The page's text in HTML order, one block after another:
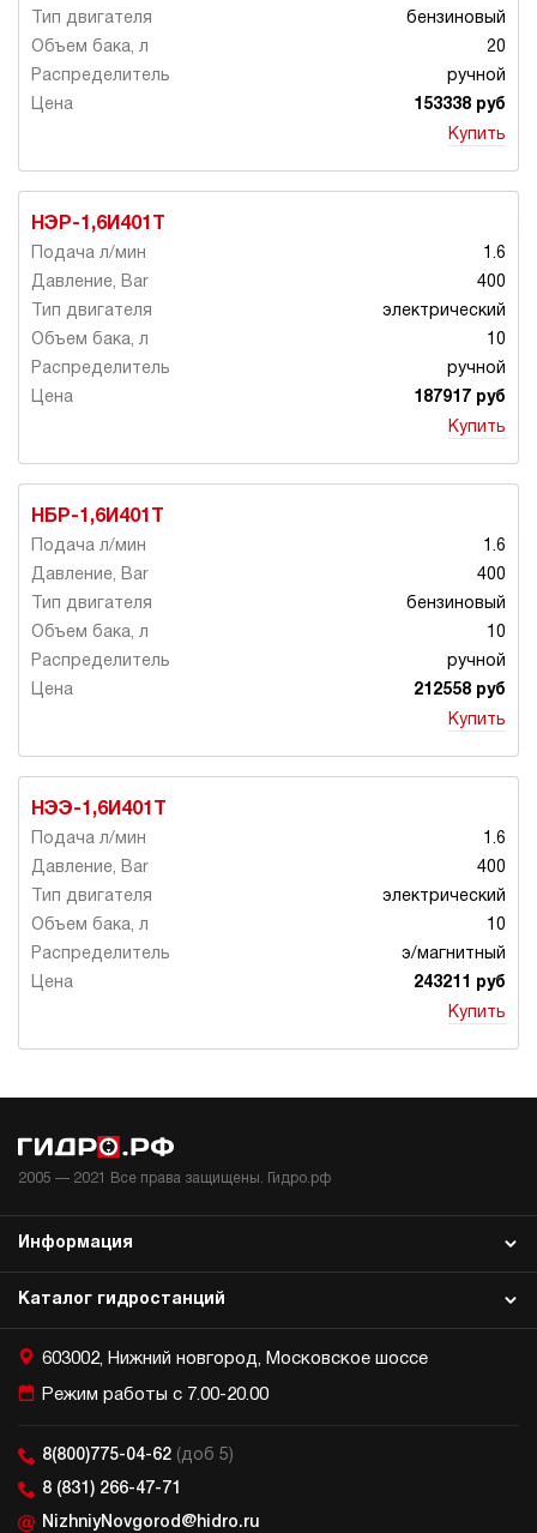
бензиновый
20
ручной
153338 руб
Купить
НЭР-1,6И401Т
1.6
400
электрический
10
ручной
187917 руб
Купить
НБР-1,6И401Т
1.6
400
бензиновый
10
ручной
212558 руб
Купить
НЭЭ-1,6И401Т
1.6
400
электрический
10
э/магнитный
243211 руб
Купить
2005 — 2021 Все права защищены. Гидро.рф
Каталог гидростанций
Информация
603002, Нижний новгород, Московское шоссе
Режим работы с 7.00-20.00
8(800)775-04-62 (доб 5)
8 (831) 266-47-71
NizhniyNovgorod@hidro.ru